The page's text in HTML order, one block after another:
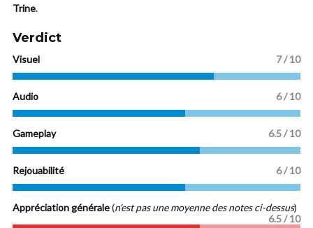
Trine.
Verdict
Visuel 7 / 10
Audio 6 / 10
Gameplay 6.5 / 10
Rejouabilité 6 / 10
Appréciation générale(n'est pas une moyenne des notes ci-dessus)
6.5/ 10